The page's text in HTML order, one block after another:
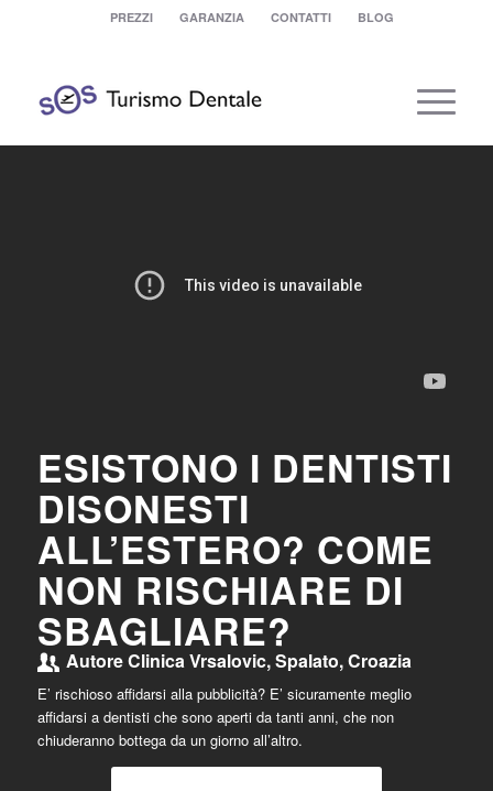
PREZZI GARANZIA CONTATTI BLOG
ESISTONO I DENTISTI
DISONESTI
ALL’ESTERO? COME
NON RISCHIARE DI
SBAGLIARE?
AutoreClinica Vrsalovic, Spalato, Croazia
E’ rischioso affidarsi alla pubblicità? E’ sicuramente meglio
affidarsi a dentisti che sono aperti da tanti anni, che non
chiuderanno bottega da un giorno all’altro.